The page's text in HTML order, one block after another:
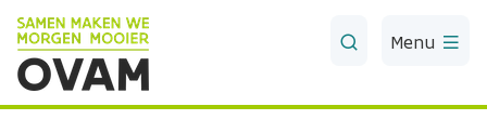
Skip to Main Content
Menu